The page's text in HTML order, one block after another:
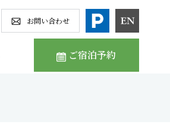
お問い合わせ
ご宿泊予約